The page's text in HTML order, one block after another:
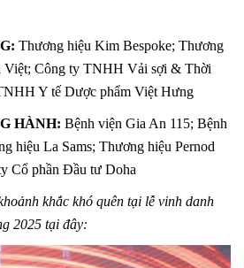
Thương hiệu Kim Bespoke; Thương
Việt; Công ty TNHH Vải sợi & Thời
Y tế Dược phẩm Việt Hưng
HÀNH: Bệnh viện Gia An 115; Bệnh
hiệu La Sams; Thương hiệu Pernod
Cổ phần Đầu tư Doha
khắc khó quên tại lễ vinh danh
2025 tại đây: